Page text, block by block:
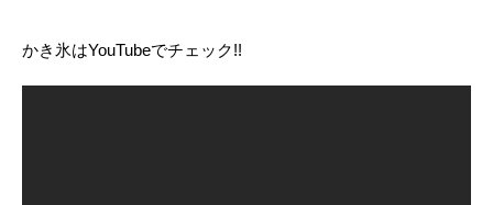
かき氷はYouTubeでチェック!!